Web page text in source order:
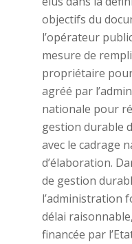
objectifs du
l’opérateur
mesure de
propriétaire
agréé par
nationale pour
gestion durable
avec le cadrage
d’élaboration.
de gestion
l’administration
délai
financée par